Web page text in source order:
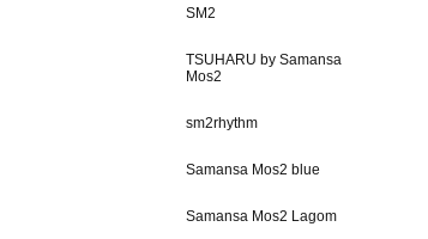
SM2
TSUHARU by Samansa
Mos2
sm2rhythm
Samansa Mos2 blue
Samansa Mos2 Lagom